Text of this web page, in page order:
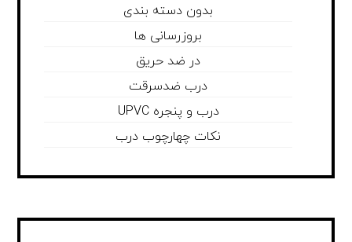
بدون دسته بندی
بروزرسانی ها
در ضد حریق
درب ضدسرقت
درب و پنجره UPVC
نکات چهارچوب درب